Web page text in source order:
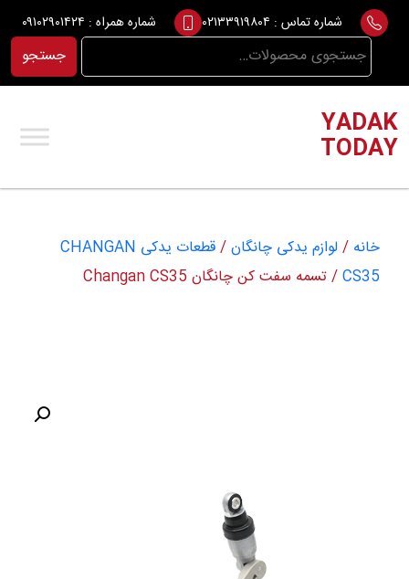
Skip
content
شماره تماس : ۰۲۱۳۳۹۱۹۸۰۴ شماره همراه : ۰۹۱۰۲۹۰۱۴۲۴
جستجو
برای:
جستجو
YADAK
TODAY
خانه / لوازم یدکی چانگان/
قطعات یدکی CHANGAN
CS35/ تسمه سفت کن چانگان Changan CS35